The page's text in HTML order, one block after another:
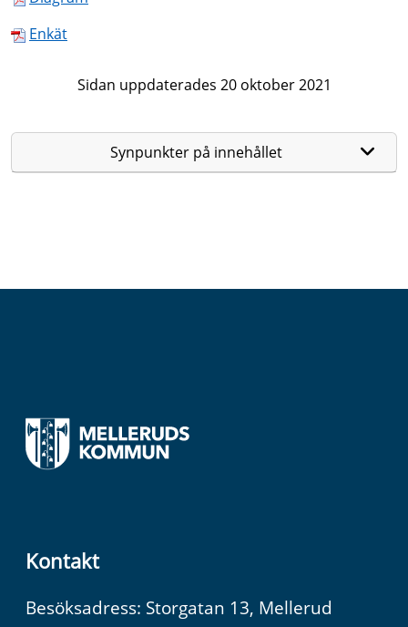
Enkät
Sidan uppdaterades 20 oktober 2021
Synpunkter på innehållet
Kontakt
Besöksadress: Storgatan 13, Mellerud